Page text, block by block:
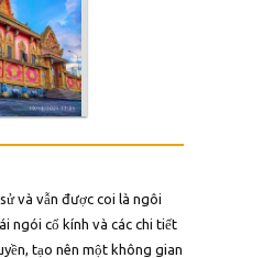
và vẫn được coi là ngôi
ngói cổ kính và các chi tiết
tạo nên một không gian